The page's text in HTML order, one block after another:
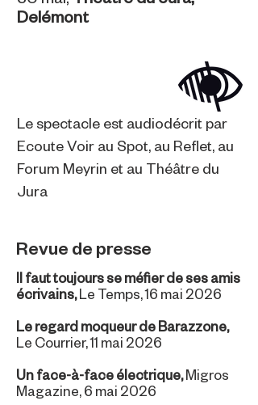
Delémont
Le spectacle est audiodécrit par
Ecoute Voir au Spot, au Reflet, au
Forum Meyrin et au Théâtre du
Jura
Revue de presse
Il faut toujours se méfier de ses amis
écrivains,Le Temps, 16 mai 2026
Le regard moqueur de Barazzone,
Le Courrier, 11 mai 2026
Un face-à-face électrique,Migros
Magazine, 6 mai 2026